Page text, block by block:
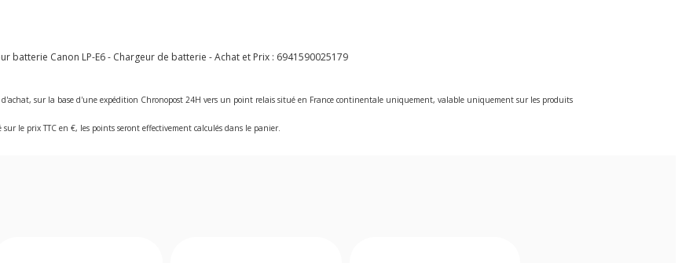
batterie Canon LP-E6 - Chargeur de batterie - Achat et Prix : 6941590025179
sur la base d'une expédition Chronopost 24H vers un point relais situé en France continentale uniquement, valable uniquement sur les produits
le prix TTC en €, les points seront effectivement calculés dans le panier.